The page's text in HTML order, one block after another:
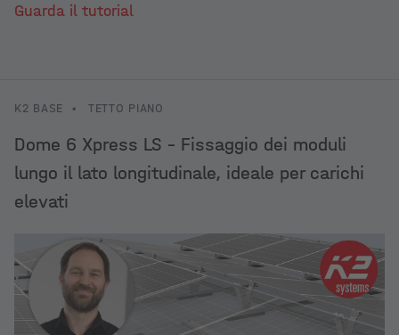
Guarda il tutorial
K2 BASE • TETTO PIANO
Dome 6 Xpress LS – Fissaggio dei moduli
lungo il lato longitudinale, ideale per carichi
elevati